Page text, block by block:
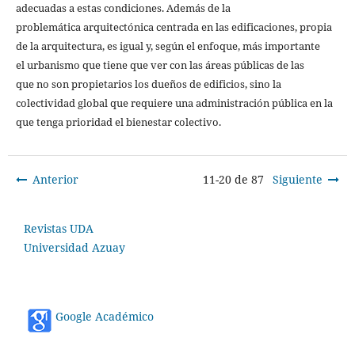
adecuadas a estas condiciones. Además de la
problemática arquitectónica centrada en las edificaciones, propia
de la arquitectura, es igual y, según el enfoque, más importante
el urbanismo que tiene que ver con las áreas públicas de las
que no son propietarios los dueños de edificios, sino la
colectividad global que requiere una administración pública en la
que tenga prioridad el bienestar colectivo.
Anterior 11-20 de 87 Siguiente
Revistas UDA
Universidad Azuay
Google Académico